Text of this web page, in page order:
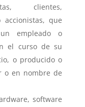
clientes,
accionistas, que
empleado o
el curso de su
o producido o
o en nombre de
software